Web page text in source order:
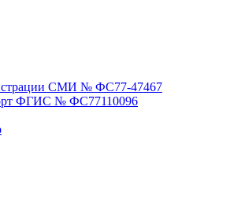
СМИ № ФС77-47467
ФГИС № ФС77110096